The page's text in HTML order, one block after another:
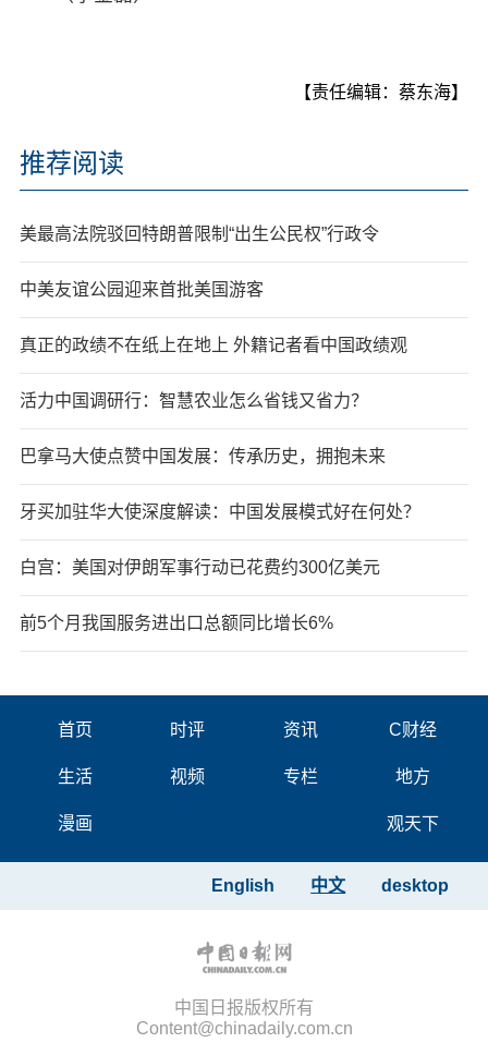
【责任编辑：蔡东海】
推荐阅读
美最高法院驳回特朗普限制“出生公民权”行政令
中美友谊公园迎来首批美国游客
真正的政绩不在纸上在地上 外籍记者看中国政绩观
活力中国调研行：智慧农业怎么省钱又省力？
巴拿马大使点赞中国发展：传承历史，拥抱未来
牙买加驻华大使深度解读：中国发展模式好在何处？
白宫：美国对伊朗军事行动已花费约300亿美元
前5个月我国服务进出口总额同比增长6%
首页 时评 资讯 C财经
生活 视频 专栏 地方
漫画 观天下
desktop
中文
English
中国日报版权所有
Content@chinadaily.com.cn